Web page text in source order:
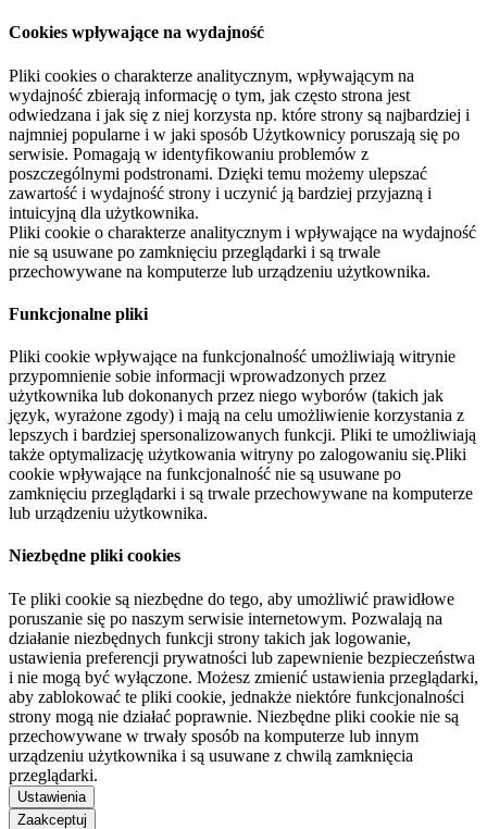
Cookies wpływające na wydajność
Pliki cookies o charakterze analitycznym, wpływającym na
wydajność zbierają informację o tym, jak często strona jest
odwiedzana i jak się z niej korzysta np. które strony są najbardziej i
najmniej popularne i w jaki sposób Użytkownicy poruszają się po
serwisie. Pomagają w identyfikowaniu problemów z
poszczególnymi podstronami. Dzięki temu możemy ulepszać
zawartość i wydajność strony i uczynić ją bardziej przyjazną i
intuicyjną dla użytkownika.
Pliki cookie o charakterze analitycznym i wpływające na wydajność
nie są usuwane po zamknięciu przeglądarki i są trwale
przechowywane na komputerze lub urządzeniu użytkownika.
Funkcjonalne pliki
Pliki cookie wpływające na funkcjonalność umożliwiają witrynie
przypomnienie sobie informacji wprowadzonych przez
użytkownika lub dokonanych przez niego wyborów (takich jak
język, wyrażone zgody) i mają na celu umożliwienie korzystania z
lepszych i bardziej spersonalizowanych funkcji. Pliki te umożliwiają
także optymalizację użytkowania witryny po zalogowaniu się.Pliki
cookie wpływające na funkcjonalność nie są usuwane po
zamknięciu przeglądarki i są trwale przechowywane na komputerze
lub urządzeniu użytkownika.
Niezbędne pliki cookies
Te pliki cookie są niezbędne do tego, aby umożliwić prawidłowe
poruszanie się po naszym serwisie internetowym. Pozwalają na
działanie niezbędnych funkcji strony takich jak logowanie,
ustawienia preferencji prywatności lub zapewnienie bezpieczeństwa
i nie mogą być wyłączone. Możesz zmienić ustawienia przeglądarki,
aby zablokować te pliki cookie, jednakże niektóre funkcjonalności
strony mogą nie działać poprawnie. Niezbędne pliki cookie nie są
przechowywane w trwały sposób na komputerze lub innym
urządzeniu użytkownika i są usuwane z chwilą zamknięcia
przeglądarki.
Ustawienia
Zaakceptuj